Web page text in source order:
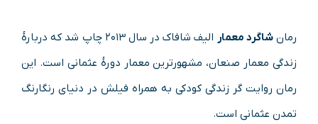
رمانشاگرد معمار
الیف شافاک در سال ۲۰۱۳ چاپ شد که دربارهٔ
زندگی معمار صنعان، مشهورترین معمار دورهٔ عثمانی است. این
رمان روایت‌ گر زندگی کودکی به همراه فیلش در دنیای رنگارنگ
تمدن عثمانی است.